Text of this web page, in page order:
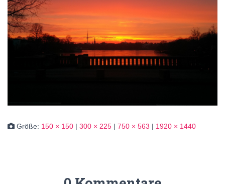
Größe: 150 × 150 | 300 × 225 | 750 × 563 | 1920 × 1440